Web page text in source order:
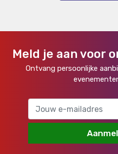
Meld je aan voor
Ontvang persoonlijke